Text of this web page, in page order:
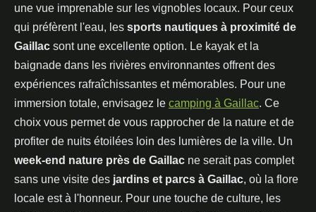
une vue imprenable sur les vignobles locaux. Pour ceux
qui préfèrent l'eau, les sports nautiques à proximité de
Gaillac sont une excellente option. Le kayak et la
baignade dans les rivières environnantes offrent des
expériences rafraîchissantes et mémorables. Pour une
immersion totale, envisagez le camping à Gaillac. Ce
choix vous permet de vous rapprocher de la nature et de
profiter de nuits étoilées loin des lumières de la ville. Un
week-end nature près de Gaillac ne serait pas complet
sans une visite des jardins et parcs à Gaillac, où la flore
locale est à l'honneur. Pour une touche de culture, les